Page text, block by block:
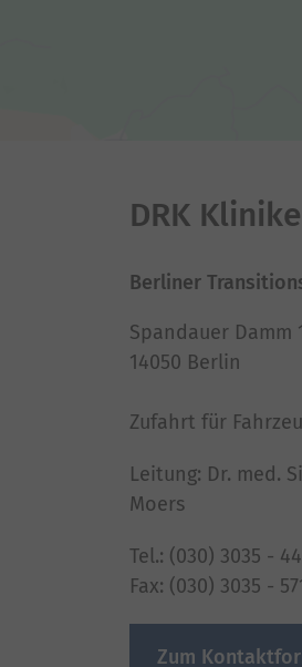
DRK
Berliner
Spandauer Damm
14050 Berlin
Zufahrt für
Leitung: Dr. med.
Moers
Tel.: (030) 3035 -
Fax: (030) 3035 -
Zum